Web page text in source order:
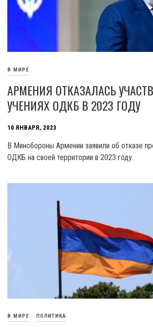
В МИРЕ
АРМЕНИЯ ОТКАЗАЛАСЬ
УЧЕНИЯХ ОДКБ В 2023 ГОДУ
10 ЯНВАРЯ, 2023
В Минобороны Армении заявили об отказе
ОДКБ на своей территории в 2023 году.
В МИРЕ ПОЛИТИКА